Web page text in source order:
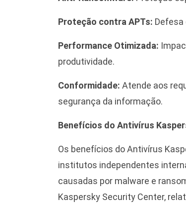
Proteção contra APTs:
Performance Otimizada:
produtividade.
Conformidade: Atende aos
segurança da informação.
Benefícios do Antivírus
Os benefícios do Antivírus
institutos independentes
causadas por malware e
Kaspersky Security Center,